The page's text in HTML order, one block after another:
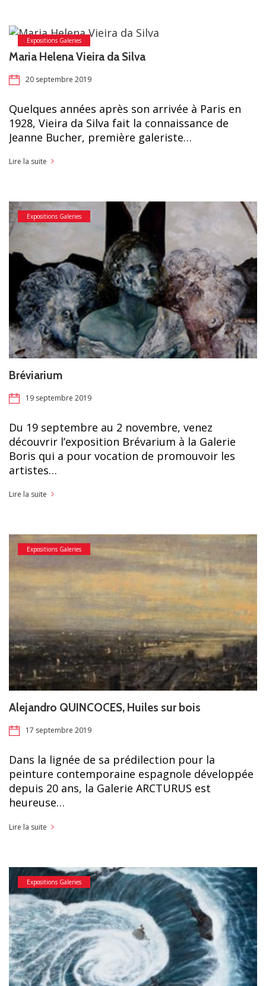
Expositions Galeries
Maria Helena Vieira da Silva
20 septembre 2019
Quelques années après son arrivée à Paris en
1928, Vieira da Silva fait la connaissance de
Jeanne Bucher, première galeriste…
Lire la suite
Expositions Galeries
Bréviarium
19 septembre 2019
Du 19 septembre au 2 novembre, venez
découvrir l’exposition Brévarium à la Galerie
Boris qui a pour vocation de promouvoir les
artistes…
Lire la suite
Expositions Galeries
Alejandro QUINCOCES, Huiles sur bois
17 septembre 2019
Dans la lignée de sa prédilection pour la
peinture contemporaine espagnole développée
depuis 20 ans, la Galerie ARCTURUS est
heureuse…
Lire la suite
Expositions Galeries